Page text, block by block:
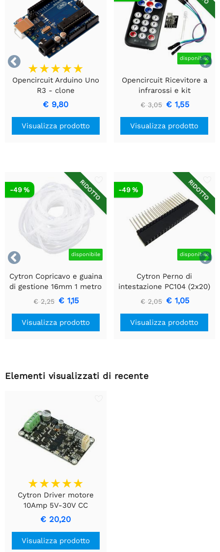


Opencircuit Arduino Uno
R3 - clone
€ 9,80
Visualizza prodotto
disponibile
Opencircuit Ricevitore a
infrarossi e kit
telecomando
€ 3,05 € 1,55
Visualizza prodotto


RIDOTTO
disponibile
-49 %
Cytron Copricavo e guaina
di gestione 16mm 1 metro
€ 2,25 € 1,15
Visualizza prodotto
RIDOTTO
disponibile
-49 %
Cytron Perno di
intestazione PC104 (2x20)
€ 2,05 € 1,05
Visualizza prodotto
Elementi visualizzati di recente
Cytron Driver motore
10Amp 5V-30V CC
€ 20,20
Visualizza prodotto